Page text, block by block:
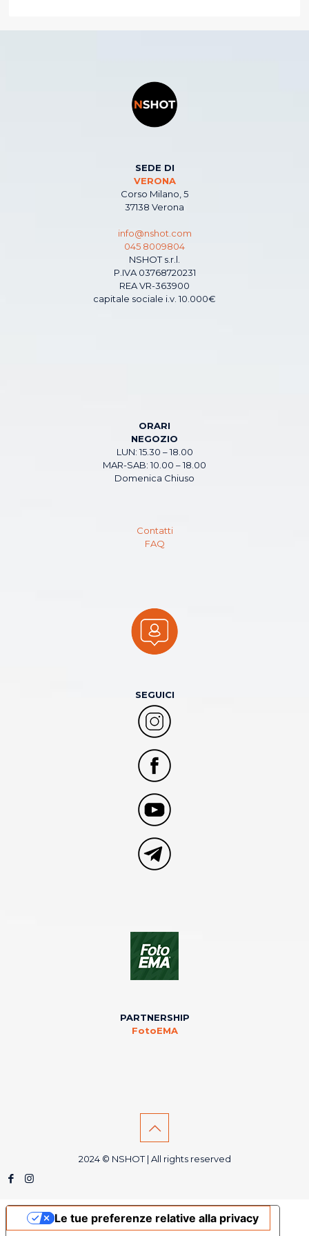
SEDE DI
VERONA
Corso Milano, 5
37138 Verona
info@nshot.com
045 8009804
NSHOT s.r.l.
P.IVA 03768720231
REA VR-363900
capitale sociale i.v. 10.000€
ORARI
NEGOZIO
LUN: 15.30 – 18.00
MAR-SAB: 10.00 – 18.00
Domenica Chiuso
Contatti
FAQ
SEGUICI
PARTNERSHIP
FotoEMA
2024 © NSHOT | All rights reserved
Le tue preferenze relative alla privacy